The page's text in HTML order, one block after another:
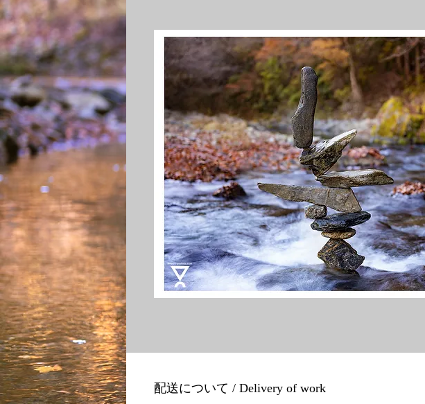
配送について / Delivery of work